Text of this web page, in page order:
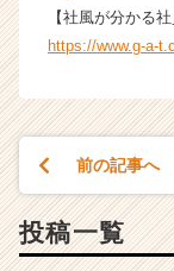
【社風が分かる
https://www.g-a-
前の記事へ
投稿一覧